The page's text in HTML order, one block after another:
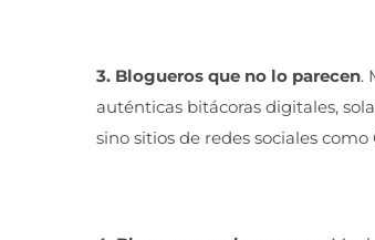
3. Blogueros que no lo parecen.
auténticas bitácoras digitales,
sino sitios de redes sociales